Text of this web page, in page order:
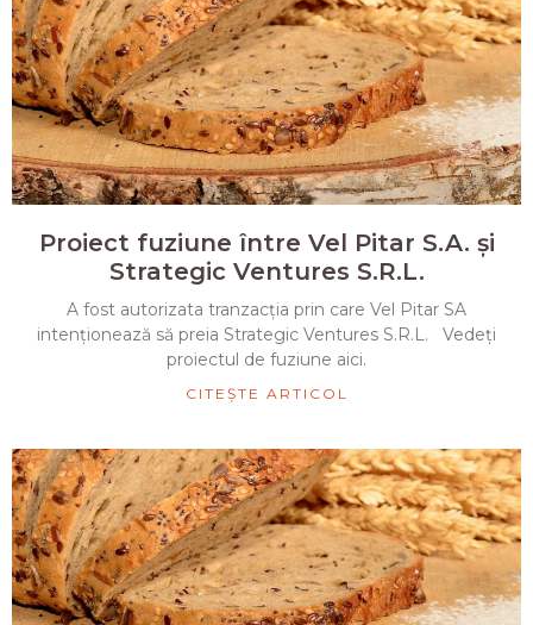
Proiect fuziune între Vel Pitar S.A. și
Strategic Ventures S.R.L.
A fost autorizata tranzacția prin care Vel Pitar SA
intenționează să preia Strategic Ventures S.R.L. Vedeți
proiectul de fuziune aici.
CITEȘTE ARTICOL